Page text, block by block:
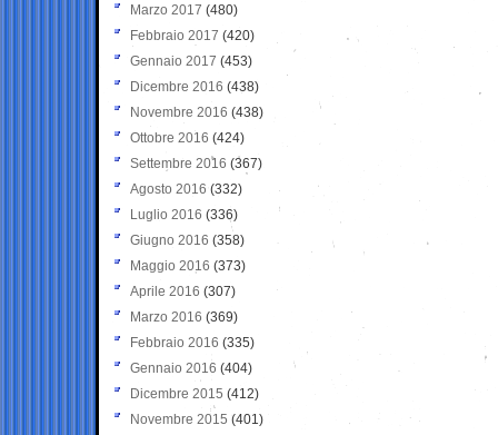
Marzo 2017 (480)
Febbraio 2017 (420)
Gennaio 2017 (453)
Dicembre 2016 (438)
Novembre 2016 (438)
Ottobre 2016 (424)
Settembre 2016 (367)
Agosto 2016 (332)
Luglio 2016 (336)
Giugno 2016 (358)
Maggio 2016 (373)
Aprile 2016 (307)
Marzo 2016 (369)
Febbraio 2016 (335)
Gennaio 2016 (404)
Dicembre 2015 (412)
Novembre 2015 (401)